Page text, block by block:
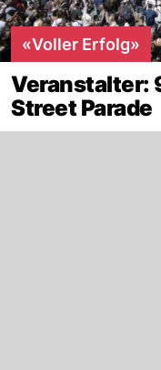
«Voller Erfolg»
Veranstalter:
Street Parade